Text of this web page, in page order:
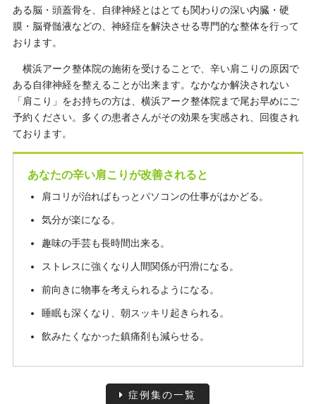
ある脳・頭蓋骨を、自律神経とはとても関わりの深い内臓・硬
膜・脳脊髄液などの、神経症を解決させる専門的な整体を行って
おります。
横浜アーク整体院の施術を受けることで、辛い肩こりの原因で
ある自律神経を整えることが出来ます。なかなか解決されない
「肩こり」をお持ちの方は、横浜アーク整体院まで尾お早めにご
予約ください。多くの患者さんがその効果を実感され、回復され
ております。
あなたの辛い肩こりが改善されると
肩コリが治ればもっとパソコンの仕事がはかどる。
気分が楽になる。
趣味の手芸も長時間出来る。
ストレスに強くなり人間関係が円滑になる。
前向きに物事を考えられるようになる。
睡眠も深くなり、朝スッキリ起きられる。
飲みたくなかった鎮痛剤も減らせる。
症例集の一覧